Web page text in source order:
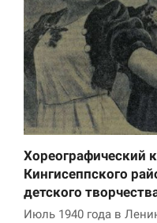
Хореографический
Кингисеппского
детского
Июль 1940 года в